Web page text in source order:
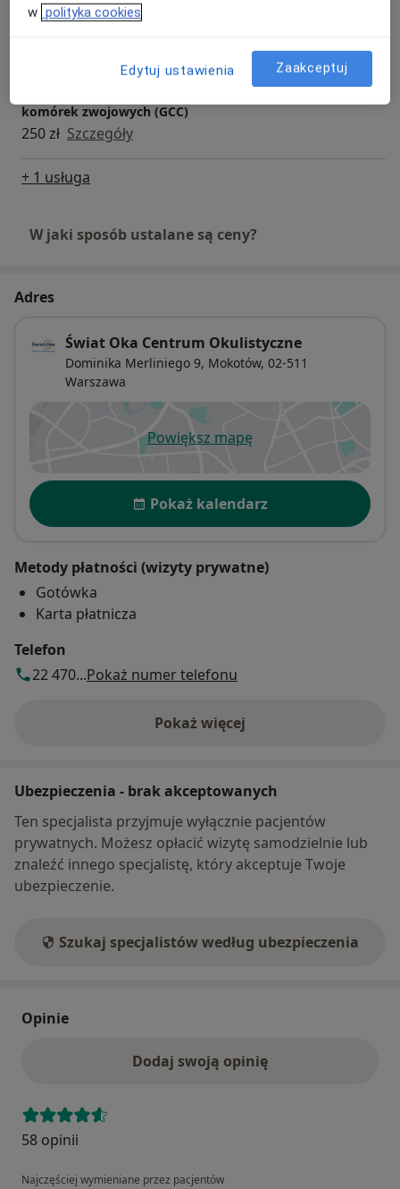
Angiografia cyfrowa siatkówki oka (AngioOCT)
komórek zwojowych (GCC)
250 zł Szczegóły
+ 1 usługa
W jaki sposób ustalane są ceny?
Adres
Świat Oka Centrum Okulistyczne
Dominika Merliniego 9, Mokotów, 02-511
Warszawa
Powiększ mapęotwiera się w nowej karcie
Dostępność
Pokaż kalendarz
Metody płatności (wizyty prywatne)
Gotówka
Karta płatnicza
Telefon
22 470...Pokaż numer telefonu
Pokaż więcej
o adresie
Ubezpieczenia - brak akceptowanych
Ten specjalista przyjmuje wyłącznie pacjentów
prywatnych. Możesz opłacić wizytę samodzielnie lub
znaleźć innego specjalistę, który akceptuje Twoje
ubezpieczenie.
Szukaj specjalistów według ubezpieczenia
Opinie
Dodaj swoją opinię
58 opinii
Najczęściej wymieniane przez pacjentów
w polityka cookies
Edytuj ustawienia Zaakceptuj